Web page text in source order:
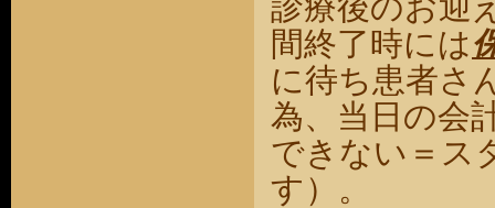
診療後のお迎
間終了時には
に待ち患者さ
為、当日の会
できない＝ス
す）。